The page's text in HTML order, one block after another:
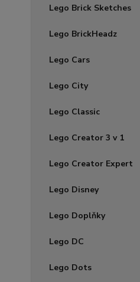
Lego Brick Sketches
Lego BrickHeadz
Lego Cars
Lego City
Lego Classic
Lego Creator 3 v 1
Lego Creator Expert
Lego Disney
Lego Doplňky
Lego DC
Lego Dots